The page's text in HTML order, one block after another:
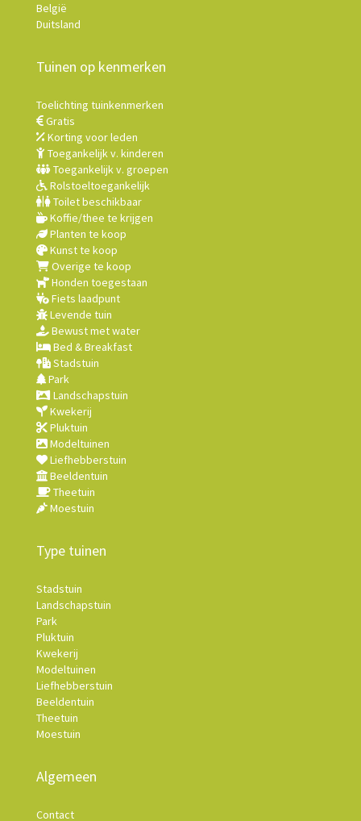
België
Duitsland
Tuinen op kenmerken
Toelichting tuinkenmerken
Gratis
Korting voor leden
Toegankelijk v. kinderen
Toegankelijk v. groepen
Rolstoeltoegankelijk
Toilet beschikbaar
Koffie/thee te krijgen
Planten te koop
Kunst te koop
Overige te koop
Honden toegestaan
Fiets laadpunt
Levende tuin
Bewust met water
Bed & Breakfast
Stadstuin
Park
Landschapstuin
Kwekerij
Pluktuin
Modeltuinen
Liefhebberstuin
Beeldentuin
Theetuin
Moestuin
Type tuinen
Stadstuin
Landschapstuin
Park
Pluktuin
Kwekerij
Modeltuinen
Liefhebberstuin
Beeldentuin
Theetuin
Moestuin
Algemeen
Contact